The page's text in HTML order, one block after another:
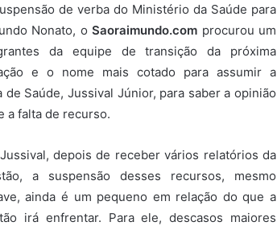
de verba do Ministério da Saúde para
Nonato, oSaoraimundo.com procurou um
da equipe de transição da próxima
e o nome mais cotado para assumir a
de Saúde, Jussival Júnior, para saber a opinião
a falta de recurso.
depois de receber vários relatórios da
a suspensão desses recursos, mesmo
ainda é um pequeno em relação do que a
irá enfrentar. Para ele, descasos maiores